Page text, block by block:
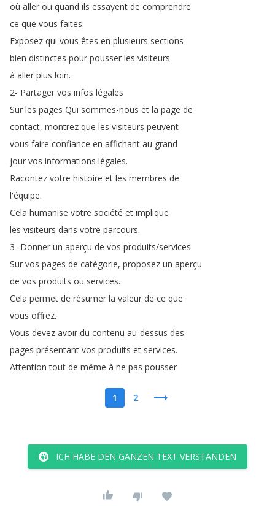
où aller ou quand ils essayent de comprendre
ce que vous faites.
Exposez qui vous êtes en plusieurs sections
bien distinctes pour pousser les visiteurs
à aller plus loin.
2- Partager vos infos légales
Sur les pages Qui sommes-nous et la page de
contact, montrez que les visiteurs peuvent
vous faire confiance en affichant au grand
jour vos informations légales.
Racontez votre histoire et les membres de
l'équipe.
Cela humanise votre société et implique
les visiteurs dans votre parcours.
3- Donner un aperçu de vos produits/services
Sur vos pages de catégorie, proposez un aperçu
de vos produits ou services.
Cela permet de résumer la valeur de ce que
vous offrez.
Vous devez avoir du contenu au-dessus des
pages présentant vos produits et services.
Attention tout de même à ne pas pousser
1 2
ICH HABE DEN GANZEN TEXT VERSTANDEN